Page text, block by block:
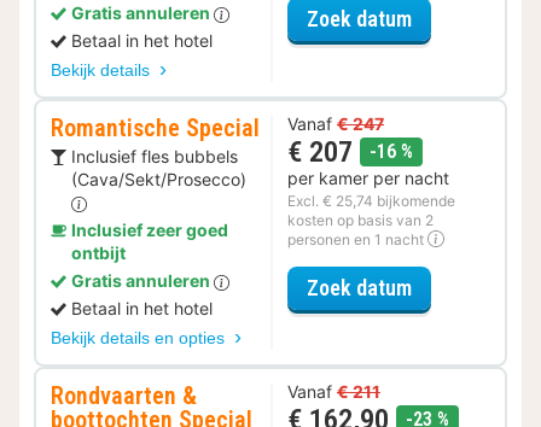
Gratis annuleren
Betaal in het hotel
Bekijk details
Zoek datumvoor Late
Romantische Special
Inclusief fles bubbels
(Cava/Sekt/Prosecco)
Inclusief zeer goed
ontbijt
Gratis annuleren
Betaal in het hotel
Bekijk details en opties
Vanaf € 247
€ 207 -16 %
per kamer per nacht
Excl. € 25,74 bijkomende
kosten op basis van 2
personen en 1 nacht
Zoek datumvoor
Rondvaarten &
boottochten Special
Vanaf € 211
€ 162,90 -23 %